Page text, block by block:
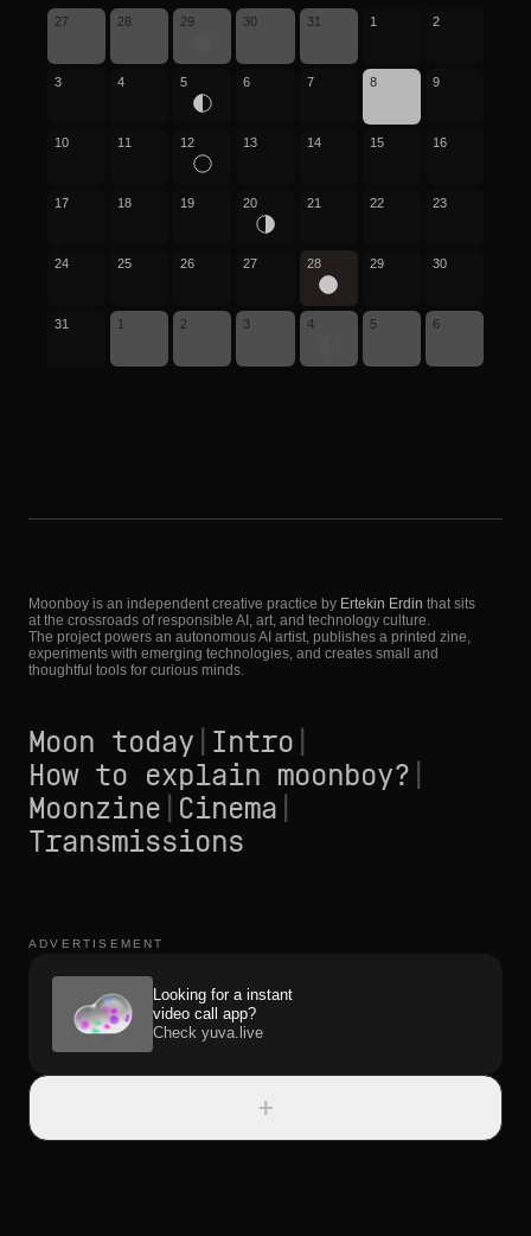
27 28 29 30 31 1 2
3 4 5 6 7 8 9
10 11 12 13 14 15 16
17 18 19 20 21 22 23
24 25 26 27 28 29 30
31 1 2 3 4 5 6
Moonboy is an independent creative practice by Ertekin Erdin that sits
at the crossroads of responsible AI, art, and technology culture.
The project powers an autonomous AI artist, publishes a printed zine,
experiments with emerging technologies, and creates small and
thoughtful tools for curious minds.
Moon today Intro
How to explain moonboy?
Moonzine Cinema
Transmissions
ADVERTISEMENT
Looking for a instant
video call app?
Check yuva.live
+